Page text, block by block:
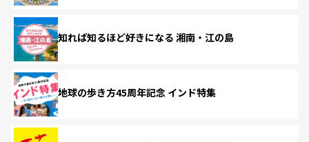
知れば知るほど好きになる 湘南・江の島
地球の歩き方45周年記念 インド特集